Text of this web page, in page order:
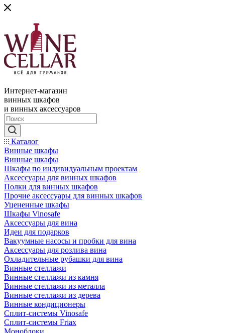
Интернет-магазин
винных шкафов
и винных аксессуаров
Каталог
Винные шкафы
Винные шкафы
Шкафы по индивидуальным проектам
Аксессуары для винных шкафов
Полки для винных шкафов
Прочие аксессуары для винных шкафов
Уцененные шкафы
Шкафы Vinosafe
Аксессуары для вина
Идеи для подарков
Вакуумные насосы и пробки для вина
Аксессуары для розлива вина
Охладительные рубашки для вина
Винные стеллажи
Винные стеллажи из камня
Винные стеллажи из металла
Винные стеллажи из дерева
Винные кондиционеры
Сплит-системы Vinosafe
Сплит-системы Friax
Моноблоки